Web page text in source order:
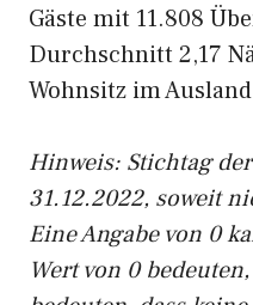
Gäste mit 11.808
Durchschnitt 2,17
Wohnsitz im
Hinweis: Stichtag
31.12.2022, soweit
Eine Angabe von 0
Wert von 0